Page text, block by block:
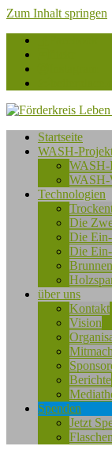
Zum Inhalt springen
Förderkreis
Leben
e.V.
Startseite
WASH-
WASH-
WASH-
Technologien
Die
Die
Die
über uns
Kontakt
Vision
Berichte
Spenden
Jetzt